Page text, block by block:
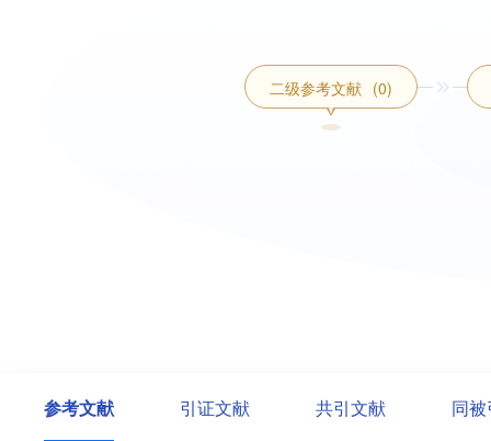
二级参考文献 (0)
参考文献 引证文献 共引文献 同